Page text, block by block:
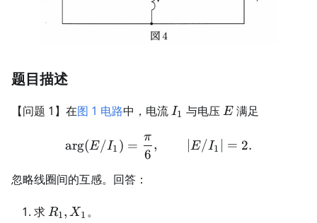
题目描述
【问题 1】在图 1 电路中，电流 I_1
I1 与电压 E
E满足
\arg(E/
arg(E/I1 ) =
6
π
, E/I1 = 2.
忽略线圈间的互感。回答：
求 R_1,X_1
R1, X1 。